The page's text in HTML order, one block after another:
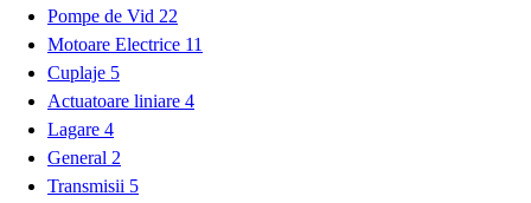
Pompe de Vid 22
Motoare Electrice 11
Cuplaje 5
Actuatoare liniare 4
Lagare 4
General 2
Transmisii 5